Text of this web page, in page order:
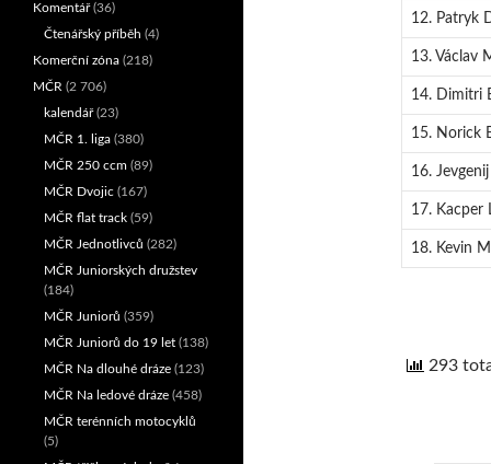
12. Patryk
13. Václav
14. Dimitri
15. Norick
16. Jevgenij
17. Kacper
18. Kevin
293
Komentář(36)
Čtenářský příběh (4)
Komerční zóna (218)
MČR (2 706)
kalendář(23)
MČR 1. liga (380)
MČR 250 ccm (89)
MČR Dvojic (167)
MČR flat track (59)
MČR Jednotlivců (282)
MČR Juniorských družstev
(184)
MČR Juniorů (359)
MČR Juniorů do 19 let (138)
MČR Na dlouhé dráze (123)
MČR Na ledové dráze (458)
MČR terénních motocyklů
(5)